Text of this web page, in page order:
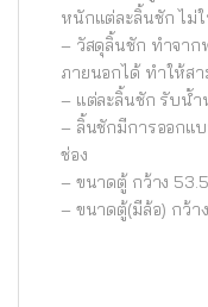
หนักแต่ละลิ้นชัก ไม่
– วัสดุลิ้นชัก ทำจาก
ภายนอกได้ ทำให้สา
– แต่ละลิ้นชัก รับน้
– ลิ้นชักมีการออกแ
ช่อง
– ขนาดตู้ กว้าง
– ขนาดตู้(มีล้อ) กว้า